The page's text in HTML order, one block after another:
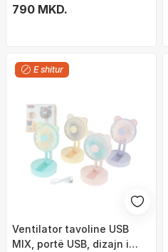
shumëngjyrësh
790 MKD.
E shitur
Ventilator tavoline USB
MIX, portë USB, dizajn i